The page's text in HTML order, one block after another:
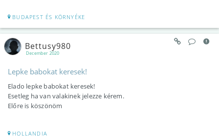
BUDAPEST ÉS KÖRNYÉKE
December 2020
Bettusy980
Lepke babokat keresek!
Elado lepke babokat keresek!
Esetleg ha van valakinek jelezze kérem.
Előre is köszönöm
HOLLANDIA